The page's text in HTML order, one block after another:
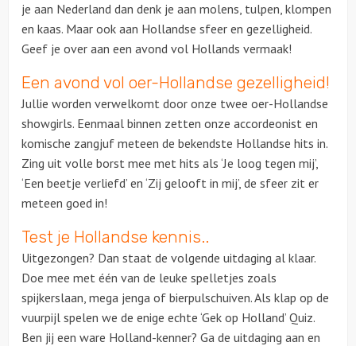
je aan Nederland dan denk je aan molens, tulpen, klompen
en kaas. Maar ook aan Hollandse sfeer en gezelligheid.
Geef je over aan een avond vol Hollands vermaak!
Een avond vol oer-Hollandse gezelligheid!
Jullie worden verwelkomt door onze twee oer-Hollandse
showgirls. Eenmaal binnen zetten onze accordeonist en
komische zangjuf meteen de bekendste Hollandse hits in.
Zing uit volle borst mee met hits als ‘Je loog tegen mij’,
‘Een beetje verliefd’ en ‘Zij gelooft in mij’, de sfeer zit er
meteen goed in!
Test je Hollandse kennis..
Uitgezongen? Dan staat de volgende uitdaging al klaar.
Doe mee met één van de leuke spelletjes zoals
spijkerslaan, mega jenga of bierpulschuiven. Als klap op de
vuurpijl spelen we de enige echte ‘Gek op Holland’ Quiz.
Ben jij een ware Holland-kenner? Ga de uitdaging aan en